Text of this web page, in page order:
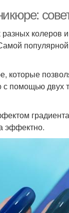
колеров
помощью двух
эффектно.